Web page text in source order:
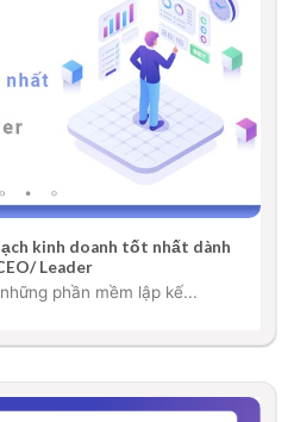
kinh doanh tốt nhất dành
Leader
phần mềm lập kế...